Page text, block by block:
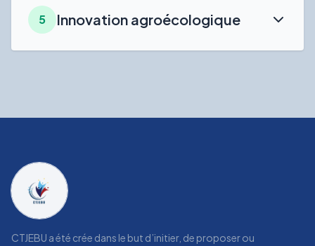
5 Innovation agroécologique
CTJEBU a été crée dans le but d’initier, de proposer ou